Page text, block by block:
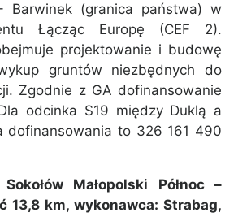
Barwinek (granica państwa) w
Łącząc Europę (CEF 2).
projektowanie i budowę
gruntów niezbędnych do
Zgodnie z GA dofinansowanie
odcinka S19 między Duklą a
dofinansowania to 326 161 490
Małopolski Północ –
13,8 km, wykonawca: Strabag,